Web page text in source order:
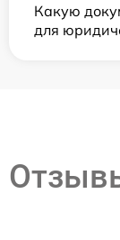
Какую
для